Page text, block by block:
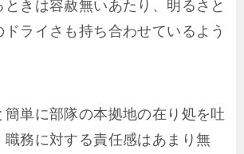
きは容赦無いあたり、明るさと
ライさも持ち合わせているよう
単に部隊の本拠地の在り処を吐
務に対する責任感はあまり無